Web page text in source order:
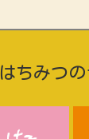
はちみつ